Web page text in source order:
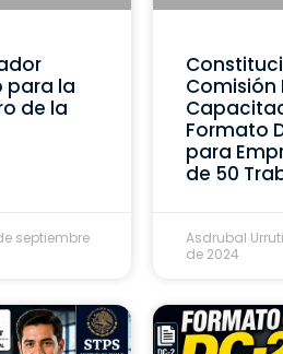
para la
de la
septiembre
Comisión
Formato
para
de 50
Asdrubal
de 2024